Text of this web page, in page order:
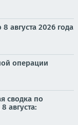
августа 2026 года
операции
сводка по
августа: